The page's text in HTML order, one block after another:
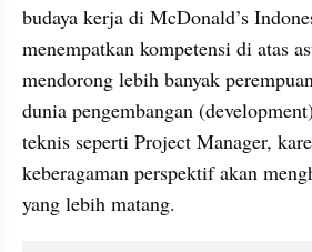
budaya kerja di McDonald’s
menempatkan kompetensi di atas
mendorong lebih banyak
dunia pengembangan
teknis seperti Project Manager,
keberagaman perspektif akan
yang lebih matang.